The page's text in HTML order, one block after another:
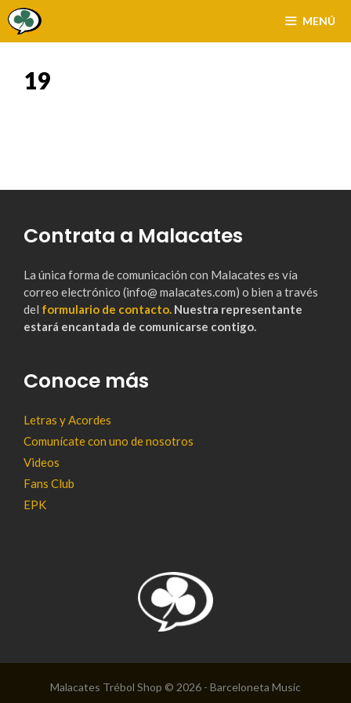
Saltar
MENÚ
19
Contrata a Malacates
La única forma de comunicación con Malacates es vía
correo electrónico (info@ malacates.com) o bien a través
del formulario de contacto. Nuestra representante
estará encantada de comunicarse contigo.
Conoce más
Letras y Acordes
Comunícate con uno de nosotros
Videos
Fans Club
EPK
Malacates Trébol Shop © 2026 - Barceloneta Music